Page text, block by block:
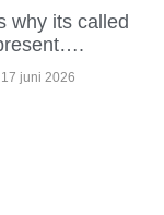
why its called
17 juni 2026